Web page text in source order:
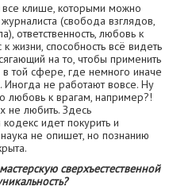
все клише, которыми можно
(свобода взглядов,
ответственность, любовь к
жизни, способность всё видеть
на то, чтобы применить
той сфере, где немного иначе
Иногда не работают вовсе. Ну
любовь к врагам, например?!
не любить. Здесь
идет покурить и
не опишет, но познанию
сверхъестественной